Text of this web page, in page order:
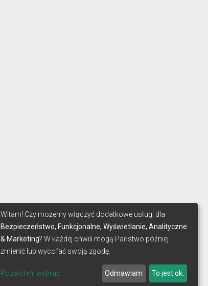
Witam! Czy możemy włączyć dodatkowe usługi dla
Bezpieczeństwo, Funkcjonalne, Wyświetlanie, Analityczne
& Marketing? W każdej chwili mogą Państwo później
zmienić lub wycofać swoją zgodę.
Pozwól mi wybrać Odmawiam To jest ok.